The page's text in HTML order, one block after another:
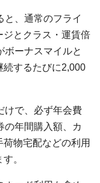
、通常のフライ
ジとクラス・運賃倍
ボーナスマイルと
続するたびに2,000
けで、必ず年会費
の年間購入額、カ
物宅配などの利用
。